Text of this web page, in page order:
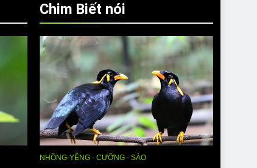
Chim Biết nói
NHỒNG-YỂNG - CƯỠNG - SÁO